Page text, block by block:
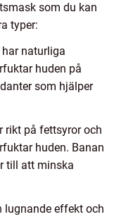
som du kan
typer:
naturliga
huden på
som hjälper
rikt på fettsyror och
huden. Banan
till att minska
lugnande effekt och